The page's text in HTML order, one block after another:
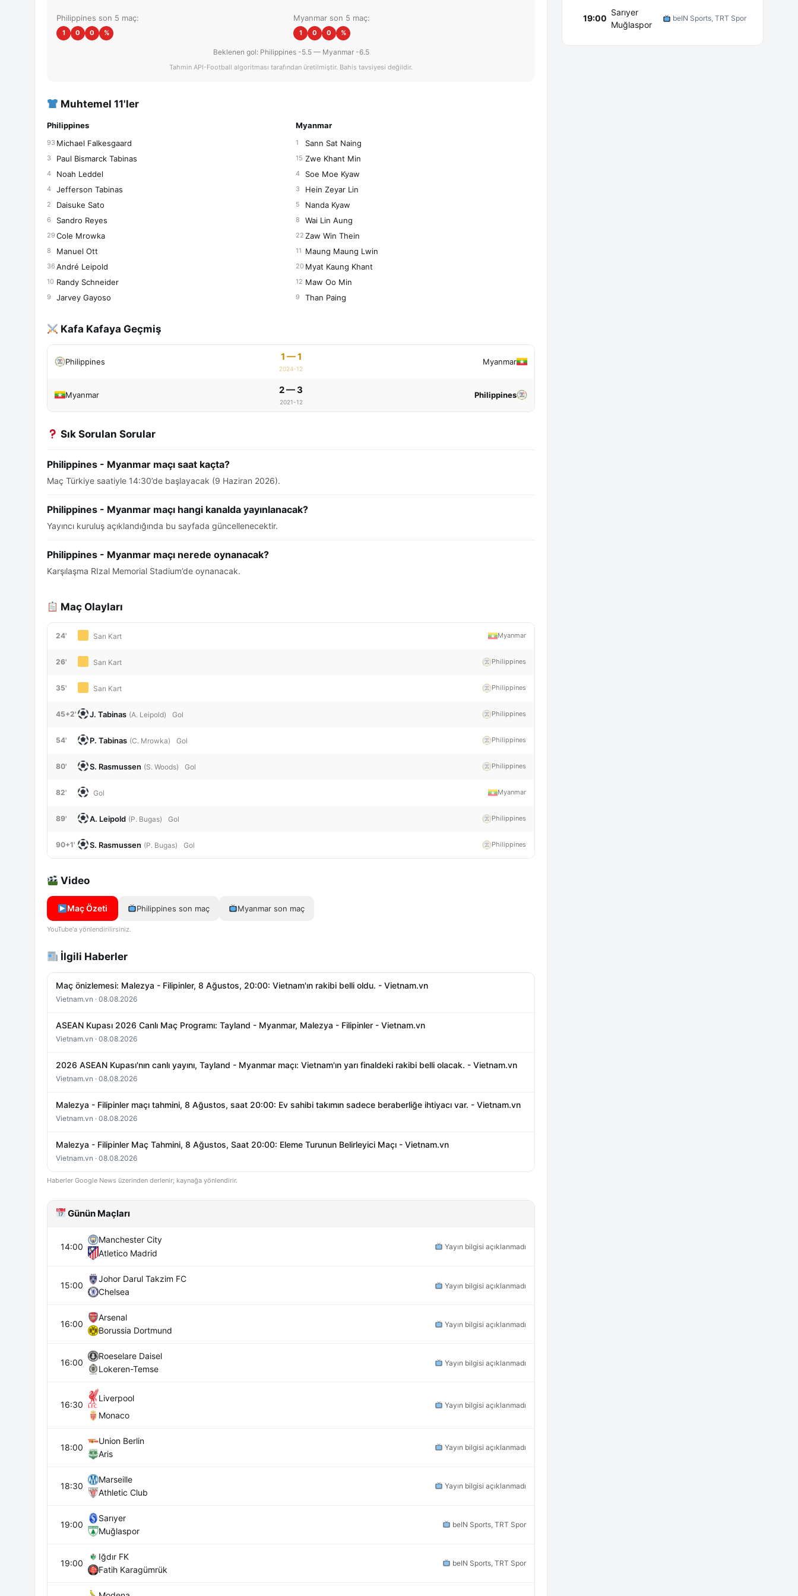
Philippines son 5 maç:
1 0 0 %
Myanmar son 5 maç:
1 0 0 %
Beklenen gol: Philippines -5.5 — Myanmar -6.5
Tahmin API-Football algoritması tarafından üretilmiştir. Bahis tavsiyesi değildir.
Muhtemel 11'ler
Philippines
93 Michael Falkesgaard
3 Paul Bismarck Tabinas
4 Noah Leddel
4 Jefferson Tabinas
2 Daisuke Sato
6 Sandro Reyes
29 Cole Mrowka
8 Manuel Ott
36 André Leipold
10 Randy Schneider
9 Jarvey Gayoso
Myanmar
1 Sann Sat Naing
15 Zwe Khant Min
4 Soe Moe Kyaw
3 Hein Zeyar Lin
5 Nanda Kyaw
8 Wai Lin Aung
22 Zaw Win Thein
11 Maung Maung Lwin
20 Myat Kaung Khant
12 Maw Oo Min
9 Than Paing
Kafa Kafaya Geçmiş
Philippines 1 — 1
2024-12
Myanmar
Myanmar 2 — 3
2021-12
Philippines
Sık Sorulan Sorular
Philippines - Myanmar maçı saat kaçta?
Maç Türkiye saatiyle 14:30’de başlayacak (9 Haziran 2026).
Philippines - Myanmar maçı hangi kanalda yayınlanacak?
Yayıncı kuruluş açıklandığında bu sayfada güncellenecektir.
Philippines - Myanmar maçı nerede oynanacak?
Karşılaşma RIzal Memorial Stadium’de oynanacak.
Maç Olayları
24' Sarı Kart Myanmar
26' Sarı Kart Philippines
35' Sarı Kart Philippines
45+2' J. Tabinas (A. Leipold) Gol Philippines
54' P. Tabinas (C. Mrowka) Gol Philippines
80' S. Rasmussen (S. Woods) Gol Philippines
82' Gol Myanmar
89' A. Leipold (P. Bugas) Gol Philippines
90+1' S. Rasmussen (P. Bugas) Gol Philippines
Video
Maç Özeti Philippines son maç Myanmar son maç
YouTube'a yönlendirilirsiniz.
İlgili Haberler
Maç önizlemesi: Malezya - Filipinler, 8 Ağustos, 20:00: Vietnam'ın rakibi belli oldu. - Vietnam.vn
Vietnam.vn · 08.08.2026
ASEAN Kupası 2026 Canlı Maç Programı: Tayland - Myanmar, Malezya - Filipinler - Vietnam.vn
Vietnam.vn · 08.08.2026
2026 ASEAN Kupası'nın canlı yayını, Tayland - Myanmar maçı: Vietnam'ın yarı finaldeki rakibi belli olacak. - Vietnam.vn
Vietnam.vn · 08.08.2026
Malezya - Filipinler maçı tahmini, 8 Ağustos, saat 20:00: Ev sahibi takımın sadece beraberliğe ihtiyacı var. - Vietnam.vn
Vietnam.vn · 08.08.2026
Malezya - Filipinler Maç Tahmini, 8 Ağustos, Saat 20:00: Eleme Turunun Belirleyici Maçı - Vietnam.vn
Vietnam.vn · 08.08.2026
Haberler Google News üzerinden derlenir; kaynağa yönlendirir.
Günün Maçları
14:00
Manchester City
Atletico Madrid
Yayın bilgisi açıklanmadı
15:00
Johor Darul Takzim FC
Chelsea
Yayın bilgisi açıklanmadı
16:00
Arsenal
Borussia Dortmund
Yayın bilgisi açıklanmadı
16:00
Roeselare Daisel
Lokeren-Temse
Yayın bilgisi açıklanmadı
16:30
Liverpool
Monaco
Yayın bilgisi açıklanmadı
18:00
Union Berlin
Aris
Yayın bilgisi açıklanmadı
18:30
Marseille
Athletic Club
Yayın bilgisi açıklanmadı
19:00
Sarıyer
Muğlaspor
beIN Sports, TRT Spor
19:00
Iğdır FK
Fatih Karagümrük
beIN Sports, TRT Spor
19:00
Sarıyer
Muğlaspor
beIN Sports, TRT Spor